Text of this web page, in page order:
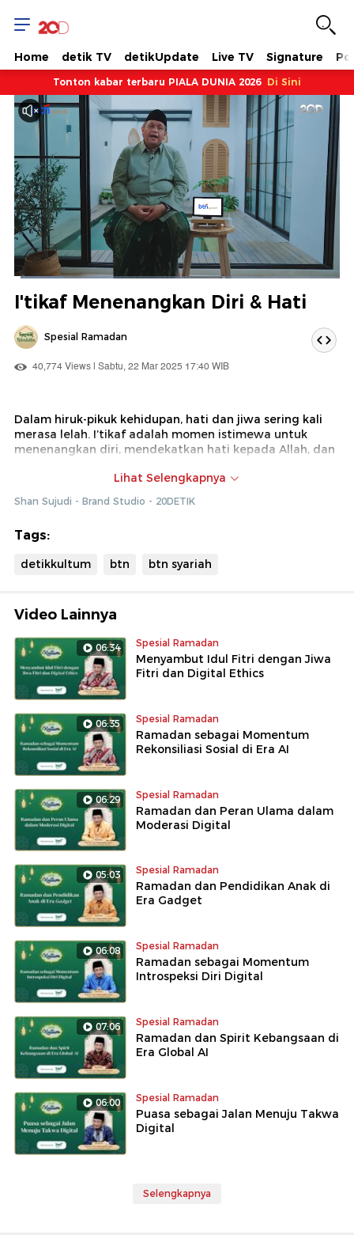
Home detik TV detikUpdate Live TV Signature
Tonton kabar terbaru PIALA DUNIA 2026 Di Sini
Berhenti
Hidup
Dimuat:
I'tikaf Menenangkan Diri & Hati
Spesial Ramadan
40,774 Views | Sabtu, 22 Mar 2025 17:40 WIB
Dalam hiruk-pikuk kehidupan, hati dan jiwa sering kali
merasa lelah. I’tikaf adalah momen istimewa untuk
menenangkan diri, mendekatkan hati kepada Allah, dan
Melalui doa, dzikir, dan refleksi diri, i’tikaf menjadi cara
efektif untuk menyembuhkan luka spiritual dan
menemukan kembali kedamaian dalam hidup
Lihat Selengkapnya
Shan Sujudi - Brand Studio - 20DETIK
Tags:
detikkultum btn btn syariah
Video Lainnya
06:34 Spesial Ramadan
Menyambut Idul Fitri dengan Jiwa
Fitri dan Digital Ethics
06:35 Spesial Ramadan
Ramadan sebagai Momentum
Rekonsiliasi Sosial di Era AI
06:29 Spesial Ramadan
Ramadan dan Peran Ulama dalam
Moderasi Digital
05:03 Spesial Ramadan
Ramadan dan Pendidikan Anak di
Era Gadget
06:08 Spesial Ramadan
Ramadan sebagai Momentum
Introspeksi Diri Digital
07:06 Spesial Ramadan
Ramadan dan Spirit Kebangsaan di
Era Global AI
06:00 Spesial Ramadan
Puasa sebagai Jalan Menuju Takwa
Digital
Selengkapnya